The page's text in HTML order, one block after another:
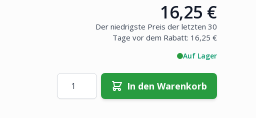
Price:
16,25 €
Der niedrigste Preis der letzten 30
Tage vor dem Rabatt: 16,25 €
Auf Lager
Menge
In den Warenkorb